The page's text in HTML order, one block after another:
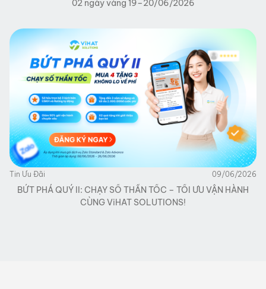
02 ngày vàng 19–20/06/2026
Tin Ưu Đãi 09/06/2026
BỨT PHÁ QUÝ II: CHẠY SỐ THẦN TỐC – TỐI ƯU VẬN HÀNH
CÙNG ViHAT SOLUTIONS!